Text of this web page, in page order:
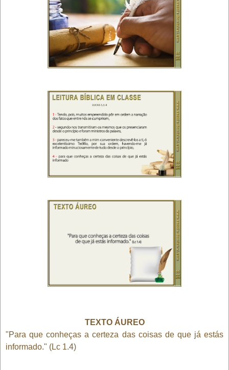
TEXTO ÁUREO
"Para que conheças a certeza das coisas de que já estás
informado." (Lc 1.4)